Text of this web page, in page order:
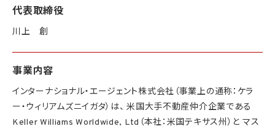
代表取締役
川上 創
事業内容
インターナショナル・エージェント株式会社（事業上の通称：ケラ
ー・ウィリアムズニイガタ）は、 米国大手不動産仲介企業である
Keller Williams Worldwide, Ltd（本社：米国テキサス州）と マス